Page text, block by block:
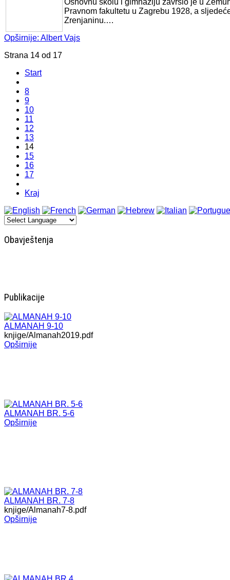
Pravnom fakultetu u Zagrebu 1928, a
Zrenjaninu.…
Opširnije: Albert Vajs
Strana 14 od 17
Start
8
9
10
11
12
13
14
15
16
17
Kraj
Obavještenja
Publikacije
ALMANAH 9-10
knjige/Almanah2019.pdf
Opširnije
ALMANAH BR. 5-6
Opširnije
ALMANAH BR. 7-8
knjige/Almanah7-8.pdf
Opširnije